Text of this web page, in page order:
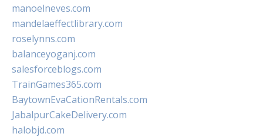
manoelneves.com
mandelaeffectlibrary.com
roselynns.com
balanceyoganj.com
salesforceblogs.com
TrainGames365.com
BaytownEvaCationRentals.com
JabalpurCakeDelivery.com
halobjd.com